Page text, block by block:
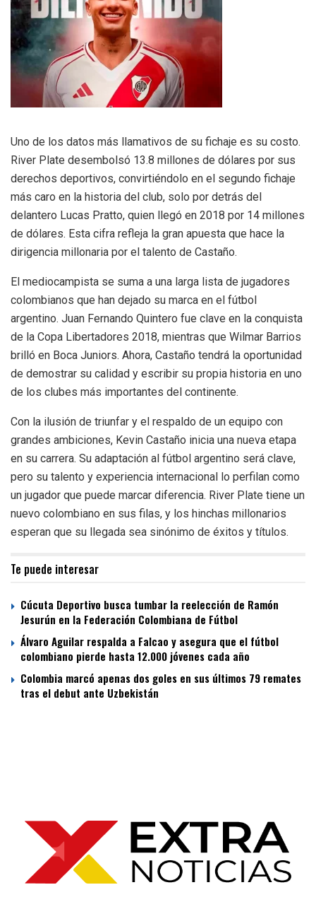
Uno de los datos más llamativos de su fichaje es su costo.
River Plate desembolsó 13.8 millones de dólares por sus
derechos deportivos, convirtiéndolo en el segundo fichaje
más caro en la historia del club, solo por detrás del
delantero Lucas Pratto, quien llegó en 2018 por 14 millones
de dólares. Esta cifra refleja la gran apuesta que hace la
dirigencia millonaria por el talento de Castaño.
El mediocampista se suma a una larga lista de jugadores
colombianos que han dejado su marca en el fútbol
argentino. Juan Fernando Quintero fue clave en la conquista
de la Copa Libertadores 2018, mientras que Wilmar Barrios
brilló en Boca Juniors. Ahora, Castaño tendrá la oportunidad
de demostrar su calidad y escribir su propia historia en uno
de los clubes más importantes del continente.
Con la ilusión de triunfar y el respaldo de un equipo con
grandes ambiciones, Kevin Castaño inicia una nueva etapa
en su carrera. Su adaptación al fútbol argentino será clave,
pero su talento y experiencia internacional lo perfilan como
un jugador que puede marcar diferencia. River Plate tiene un
nuevo colombiano en sus filas, y los hinchas millonarios
esperan que su llegada sea sinónimo de éxitos y títulos.
Te puede interesar
Cúcuta Deportivo busca tumbar la reelección de Ramón
Jesurún en la Federación Colombiana de Fútbol
Álvaro Aguilar respalda a Falcao y asegura que el fútbol
colombiano pierde hasta 12.000 jóvenes cada año
Colombia marcó apenas dos goles en sus últimos 79 remates
tras el debut ante Uzbekistán